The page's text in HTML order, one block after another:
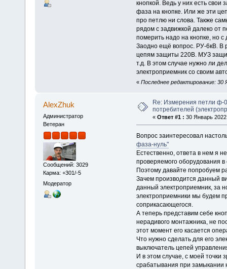
кнопкой. Ведь у них есть
фаза на кнопке. Или же эти
про петлю ни слова. Также
рядом с задвижкой далеко от
померить надо на кнопке, но с
Заодно ещё вопрос. РУ-6кВ. В
цепям защиты 220В. МУЗ
т.д. В этом случае нужно ли
электроприемник со своим
« Последнее редактирование: 30
AlexZhuk
Администратор
Ветеран
Сообщений: 3029
Карма: +301/-5
Модератор
Re: Измерения петли ф-
потребителей
« Ответ #1 : 30 Январь
Вопрос заинтересовал
фаза-нуль"
Естественно, ответа в нем я
проверяемого оборудования
Поэтому давайте попробуем
Зачем производится данный
данный электроприемник, за
электроприемники мы будем
соприкасающегося.
А теперь представим себе
нерадивого монтажника, не
этот момент его касается
Что нужно сделать для его
выключатель цепей
И в этом случае, с моей точки
срабатывания при замыкании